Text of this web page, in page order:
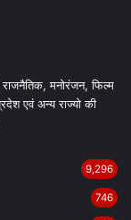
मनोरंजन, फिल्म
एवं अन्य राज्यो की
9,296
746